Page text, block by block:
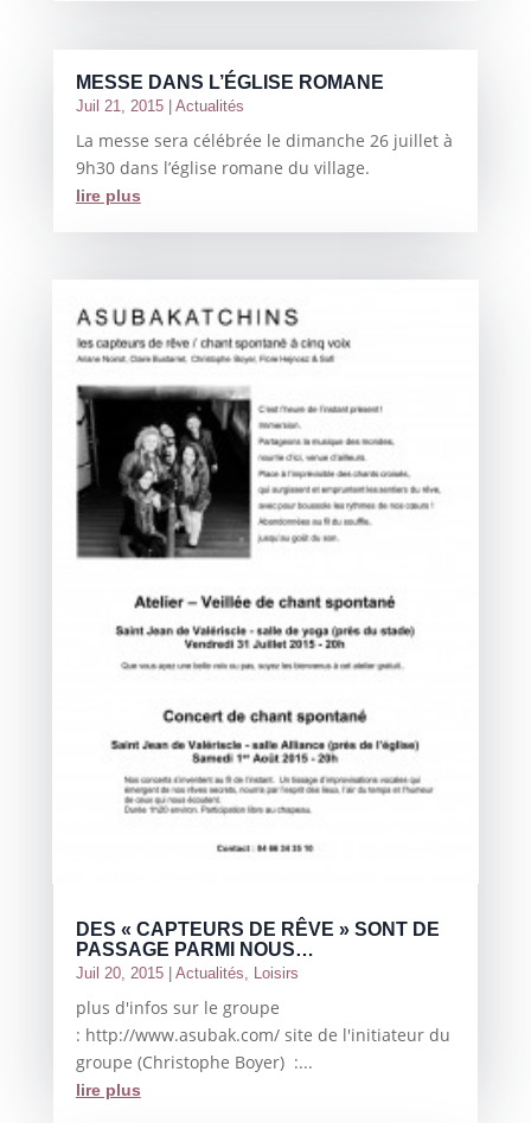
MESSE DANS L’ÉGLISE ROMANE
Juil 21, 2015| Actualités
La messe sera célébrée le dimanche 26 juillet à
9h30 dans l’église romane du village.
lire plus
DES « CAPTEURS DE RÊVE » SONT DE
PASSAGE PARMI NOUS…
Juil 20, 2015| Actualités, Loisirs
plus d'infos sur le groupe
: http://www.asubak.com/ site de l'initiateur du
groupe (Christophe Boyer) :...
lire plus